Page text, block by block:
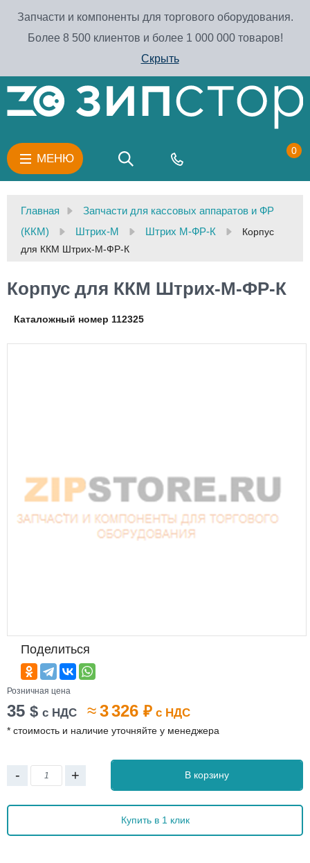
Запчасти и компоненты для торгового оборудования.
Более 8 500 клиентов и более 1 000 000 товаров!
Скрыть
МЕНЮ
0
Главная
Запчасти для кассовых аппаратов и ФР
(ККМ)
Штрих-М Штрих М-ФР-К
Корпус
для ККМ Штрих-М-ФР-К
Корпус для ККМ Штрих-М-ФР-К
Каталожный номер 112325
Поделиться
Розничная цена
35 $ с НДС ≈3 326 ₽ с НДС
* стоимость и наличие уточняйте у менеджера
- + В корзину
Купить в 1 клик